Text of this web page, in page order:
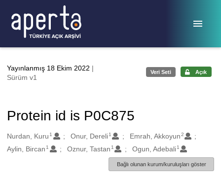
Yayınlanmış 18 Ekim 2022 |
Sürüm v1
Veri Seti Açık
Protein id is P0C875
Oluşturanlar
Nurdan, Kuru 1 Onur, Dereli 1 Emrah, Akkoyun2
Aylin, Bircan 1 Oznur, Tastan 1 Ogun, Adebali 1
Bağlı olunan kurum/kuruluşları göster